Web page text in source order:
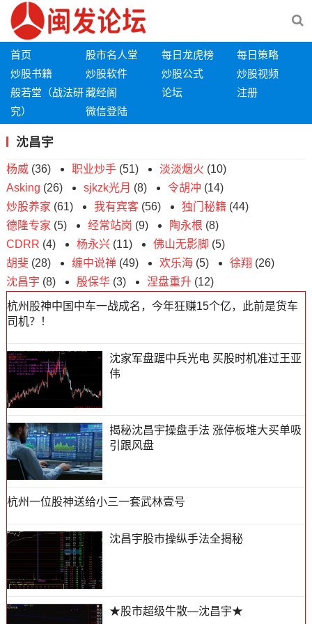
首页 股市名人堂 每日龙虎榜
每日策略
炒股书籍
炒股软件 炒股公式
炒股视频
般若堂（战法研
究）
藏经阁 论坛
注册
微信登陆
沈昌宇
杨威(36) 职业炒手(51) 淡淡烟火 (10)
Asking (26) sjkzk光月 (8) 令胡冲 (14)
炒股养家 (61) 我有宾客(56) 独门秘籍 (44)
德隆专家 (5) 经常站岗 (9) 陶永根 (8)
CDRR (4) 杨永兴(11) 佛山无影脚 (5)
胡斐(28) 缠中说禅(49) 欢乐海(5) 徐翔 (26)
沈昌宇 (8) 殷保华(3) 涅盘重升(12)
杭州股神中国中车一战成名，今年狂赚15个亿，此前是货车
司机？！
沈家军盘踞中兵光电 买股时机准过王亚
伟
揭秘沈昌宇操盘手法 涨停板堆大买单吸
引跟风盘
杭州一位股神送给小三一套武林壹号
沈昌宇股市操纵手法全揭秘
★股市超级牛散—沈昌宇★